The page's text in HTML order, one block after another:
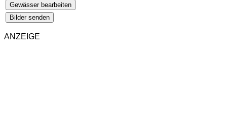
Gewässer bearbeiten
Bilder senden
ANZEIGE